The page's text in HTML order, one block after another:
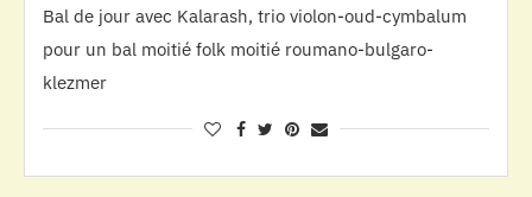
Bal de jour avec Kalarash, trio violon-oud-cymbalum
pour un bal moitié folk moitié roumano-bulgaro-
klezmer